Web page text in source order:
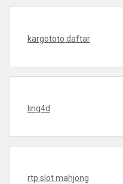
kargototo daftar
ling4d
rtp slot mahjong